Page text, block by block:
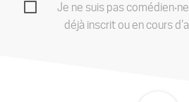
Je ne suis pas
déjà inscrit ou en cours